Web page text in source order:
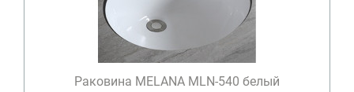
Раковина MELANA MLN-540 белый